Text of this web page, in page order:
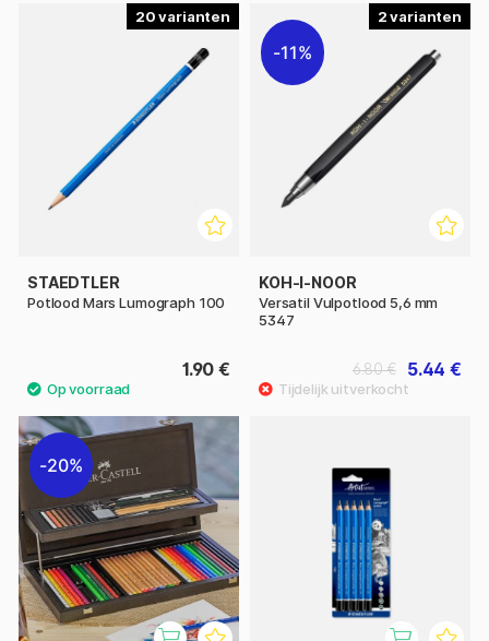
20
STAEDTLER
Potlood Mars Lumograph 100
1.90 €
2
11%
KOH-I-NOOR
Versatil Vulpotlood 5,6 mm
5347
5.44 €
6.80 €
20%